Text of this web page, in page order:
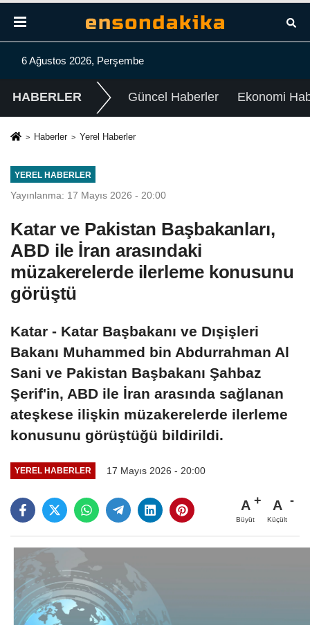
6 Ağustos 2026, Perşembe
HABERLER Güncel Haberler Ekonomi
Haberler Yerel Haberler
YEREL HABERLER
Yayınlanma: 17 Mayıs 2026 - 20:00
Katar ve Pakistan Başbakanları,
ABD ile İran arasındaki
müzakerelerde ilerleme konusunu
görüştü
Katar - Katar Başbakanı ve Dışişleri
Bakanı Muhammed bin Abdurrahman Al
Sani ve Pakistan Başbakanı Şahbaz
Şerif'in, ABD ile İran arasında sağlanan
ateşkese ilişkin müzakerelerde ilerleme
konusunu görüştüğü bildirildi.
YEREL HABERLER 17 Mayıs 2026 - 20:00
A
Büyüt
A
Küçült